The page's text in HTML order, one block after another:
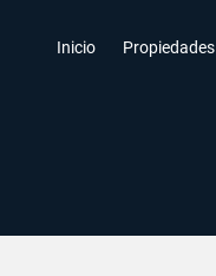
Inicio Propiedades